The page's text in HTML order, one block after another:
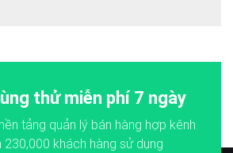
thử miễn phí 7 ngày
tảng quản lý bán hàng hợp kênh
230,000 khách hàng sử dụng